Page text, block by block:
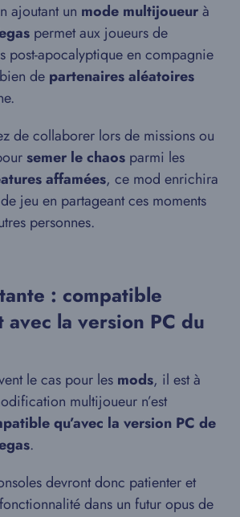
ajoutant un mode multijoueurà
permet aux joueurs de
post-apocalyptique en compagnie
de partenaires aléatoires
de collaborer lors de missions ou
semer le chaos parmi les
affamées, ce mod enrichira
jeu en partageant ces moments
personnes.
: compatible
avec la version PC du
le cas pour les mods, il est à
multijoueur n’est
qu’avec la version PC de
.
devront donc patienter et
dans un futur opus de